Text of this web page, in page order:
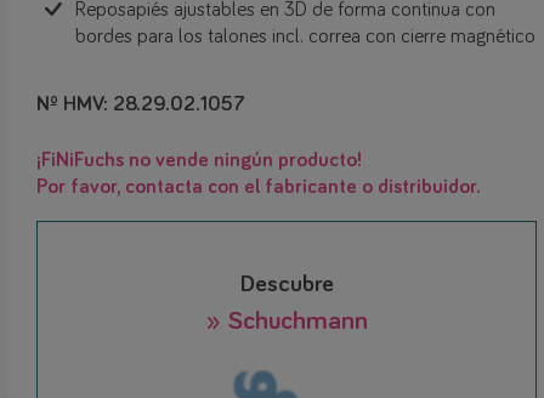
Reposapiés ajustables en 3D de forma continua con
bordes para los talones incl. correa con cierre magnético
Nº HMV: 28.29.02.1057
¡FiNiFuchs no vende ningún producto!
Por favor, contacta con el fabricante o distribuidor.
Descubre
» Schuchmann